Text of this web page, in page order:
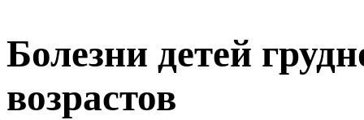
Болезни детей
возрастов